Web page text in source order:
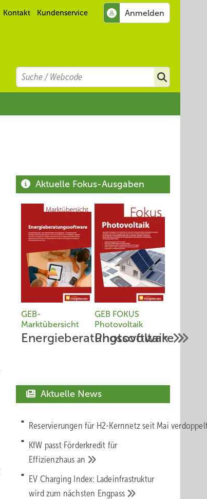
Kontakt Kundenservice
Search
Suchen
Aktuelle Fokus-Ausgaben
GEB-
Marktübersicht
Energieberatungssoftware
GEB FOKUS
Photovoltaik
Photovoltaik
Aktuelle News
Reservierungen für H2-Kernnetz seit Mai
KfW passt Förderkredit für
Effizienzhaus an
EV Charging Index: Ladeinfrastruktur
wird zum nächsten Engpass